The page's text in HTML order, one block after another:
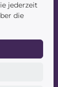
jederzeit
die